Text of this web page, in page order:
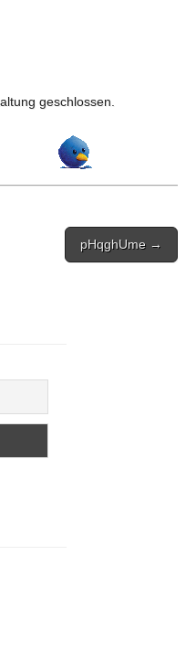
geschlossen.
pHqghUme →